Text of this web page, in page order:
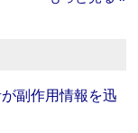
副作用情報を迅